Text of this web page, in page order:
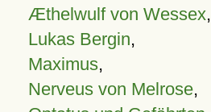
Æthelwulf von Wessex,
Lukas Bergin,
Maximus,
Nerveus von Melrose,